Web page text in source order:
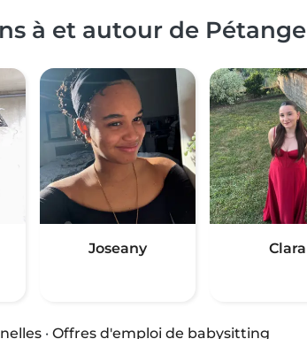
à et autour de Pétange
Joseany Clara
· Offres d'emploi de babysitting